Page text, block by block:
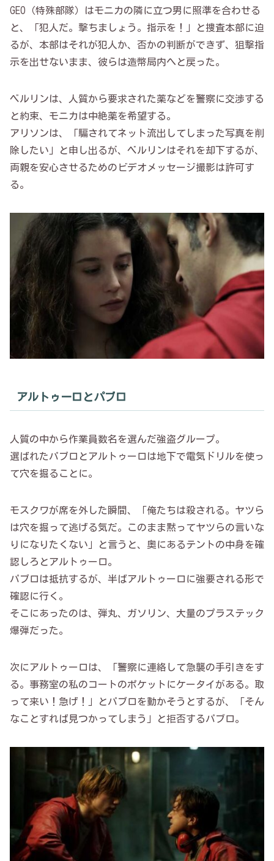
GEO（特殊部隊）はモニカの隣に立つ男に照準を合わせる
と、「犯人だ。撃ちましょう。指示を！」と捜査本部に迫
るが、本部はそれが犯人か、否かの判断ができず、狙撃指
示を出せないまま、彼らは造幣局内へと戻った。
ベルリンは、人質から要求された薬などを警察に交渉する
と約束、モニカは中絶薬を希望する。
アリソンは、「騙されてネット流出してしまった写真を削
除したい」と申し出るが、ベルリンはそれを却下するが、
両親を安心させるためのビデオメッセージ撮影は許可す
る。
アルトゥーロとパブロ
人質の中から作業員数名を選んだ強盗グループ。
選ばれたパブロとアルトゥーロは地下で電気ドリルを使っ
て穴を掘ることに。
モスクワが席を外した瞬間、「俺たちは殺される。ヤツら
は穴を掘って逃げる気だ。このまま黙ってヤツらの言いな
りになりたくない」と言うと、奥にあるテントの中身を確
認しろとアルトゥーロ。
パブロは抵抗するが、半ばアルトゥーロに強要される形で
確認に行く。
そこにあったのは、弾丸、ガソリン、大量のプラステック
爆弾だった。
次にアルトゥーロは、「警察に連絡して急襲の手引きをす
る。事務室の私のコートのポケットにケータイがある。取
って来い！急げ！」とパブロを動かそうとするが、「そん
なことすれば見つかってしまう」と拒否するパブロ。